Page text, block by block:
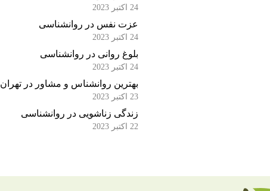
24 اکتبر 2023
عزت نفس در روانشناسی
24 اکتبر 2023
بلوغ روانی در روانشناسی
24 اکتبر 2023
بهترین روانشناس و مشاور در تهران
23 اکتبر 2023
زندگی زناشویی در روانشناسی
22 اکتبر 2023